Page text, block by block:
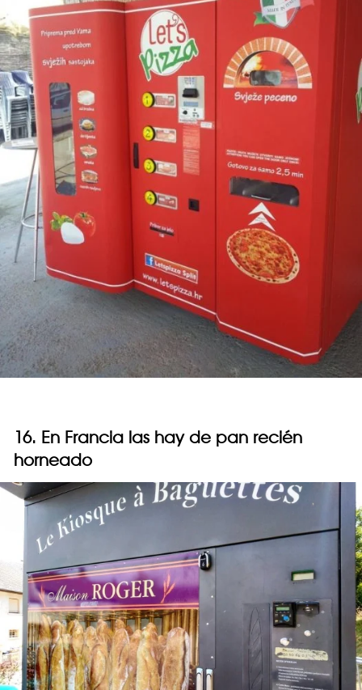
16. En Francia las hay de pan recién
horneado